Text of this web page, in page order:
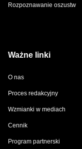
Rozpoznawanie oszustw
Ważne linki
O nas
Proces redakcyjny
Wzmianki w mediach
Cennik
Program partnerski